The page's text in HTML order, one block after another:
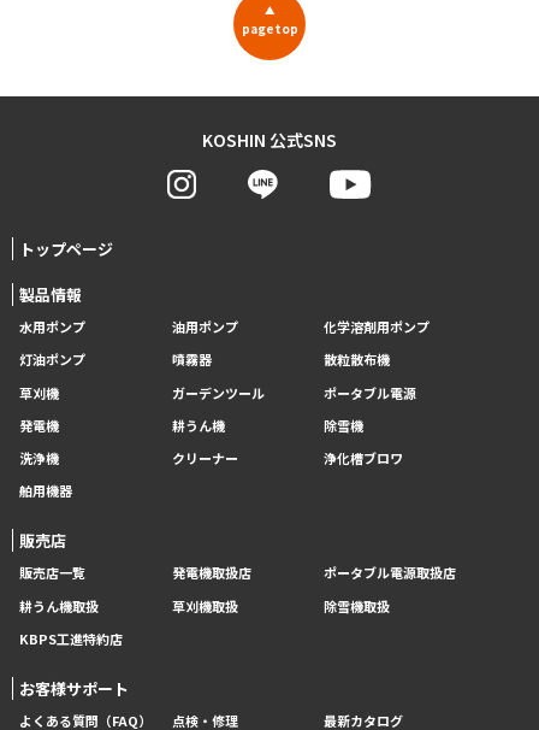
▲
pagetop
KOSHIN 公式SNS
トップページ
製品情報
水用ポンプ 油用ポンプ
化学溶剤用ポンプ
灯油ポンプ
噴霧器
散粒散布機
草刈機
ガーデンツール
ポータブル電源
発電機
耕うん機
除雪機
洗浄機
クリーナー
浄化槽ブロワ
舶用機器
販売店
販売店一覧 発電機取扱店
ポータブル電源取扱店
耕うん機取扱
草刈機取扱
除雪機取扱
KBPS工進特約店
お客様サポート
よくある質問（FAQ） 点検・修理 最新カタログ